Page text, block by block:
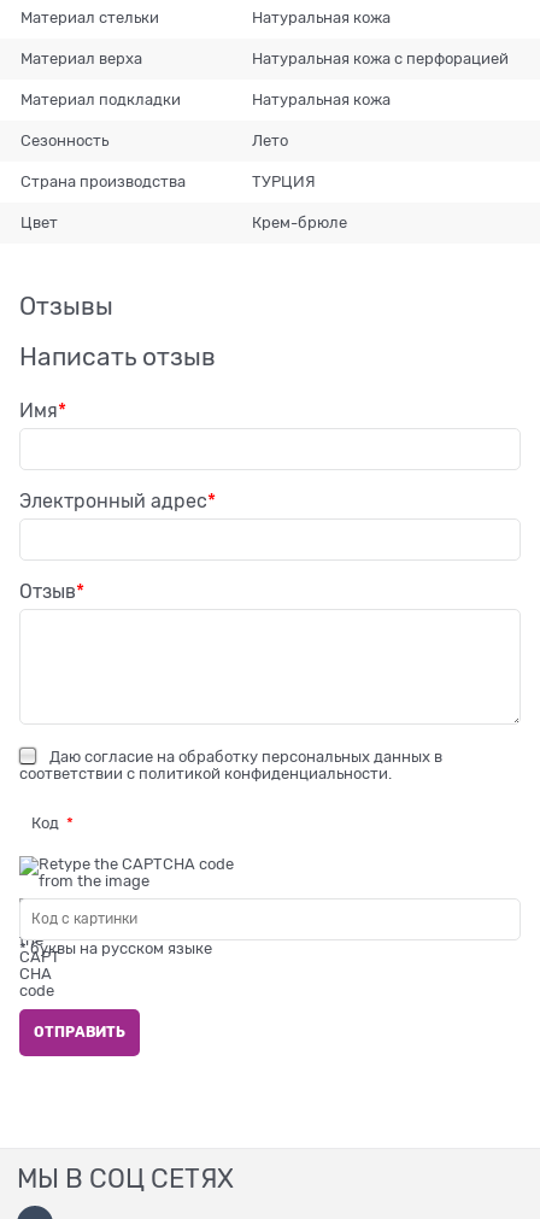
Материал стельки Натуральная кожа
Материал верха Натуральная кожа с перфорацией
Материал подкладки Натуральная кожа
Сезонность Лето
Страна производства ТУРЦИЯ
Цвет Крем-брюле
Отзывы
Написать отзыв
Имя
Электронный адрес
Отзыв
Даю согласие на обработку персональных данных в
соответствии с политикой конфиденциальности
Код
* буквы на русском языке
МЫ В СОЦ СЕТЯХ